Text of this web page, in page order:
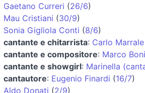
Gaetano Curreri (26/6)
Mau Cristiani (30/9)
Sonia Gigliola Conti (8/6)
cantante e chitarrista: Carlo Marrale
cantante e compositore: Marco
cantante e showgirl: Marinella
cantautore: Eugenio Finardi (16/7)
Aldo Donati (2/9)